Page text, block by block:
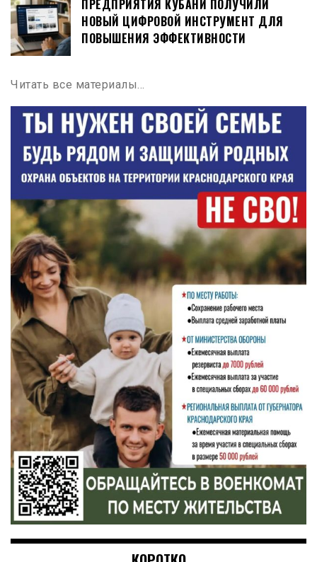
ПРЕДПРИЯТИЯ КУБАНИ ПОЛУЧИЛИ
НОВЫЙ ЦИФРОВОЙ ИНСТРУМЕНТ ДЛЯ
ПОВЫШЕНИЯ ЭФФЕКТИВНОСТИ
Читать все материалы…